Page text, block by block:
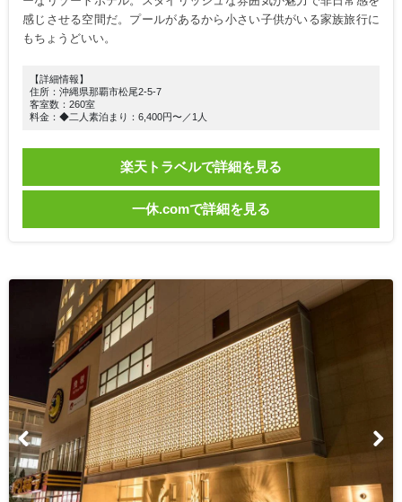
感じさせる空間だ。プールがあるから小さい子供がいる家族旅行に
もちょうどいい。
【詳細情報】
住所：沖縄県那覇市松尾2-5-7
客室数：260室
料金：◆二人素泊まり：6,400円〜／1人
楽天トラベルで詳細を見る
一休.comで詳細を見る